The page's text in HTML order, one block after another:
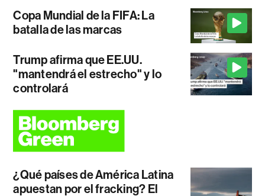
Copa Mundial de la FIFA: La
batalla de las marcas
Trump afirma que EE.UU.
"mantendrá el estrecho" y lo
controlará
¿Qué países de América Latina
apuestan por el fracking? El